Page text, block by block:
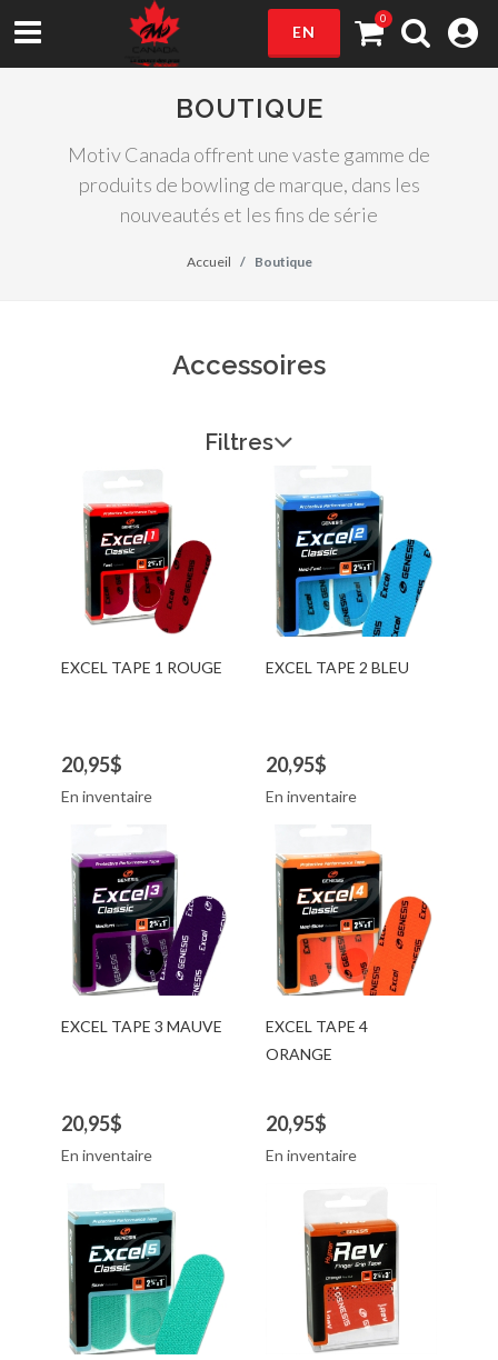
EN
0
BOUTIQUE
Motiv Canada offrent une vaste gamme de
produits de bowling de marque, dans les
nouveautés et les fins de série
Accueil Boutique
Accessoires
Filtres
EXCEL TAPE 1 ROUGE
20,95$
En inventaire
EXCEL TAPE 2 BLEU
20,95$
En inventaire
EXCEL TAPE 3 MAUVE
20,95$
En inventaire
EXCEL TAPE 4
ORANGE
20,95$
En inventaire